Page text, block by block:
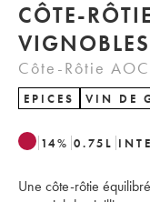
CÔTE-
Côte-Rôtie AOC
EPICES VIN DE
14% 0.75 L
Une côte-rôtie